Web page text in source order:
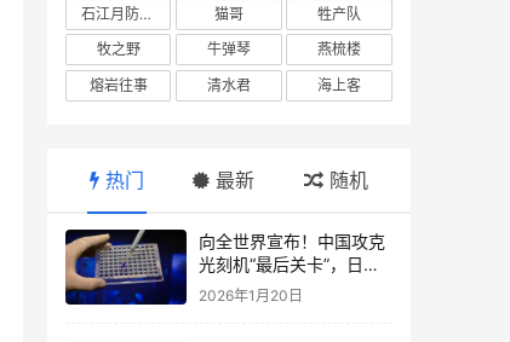
石江月防务观察
猫哥
牲产队
牧之野
牛弹琴
燕梳楼
熔岩往事
清水君 海上客
热门 最新 随机
向全世界宣布！中国攻克
光刻机“最后关卡”，日媒
紧急发文：我们愿意卖
2026年1月20日